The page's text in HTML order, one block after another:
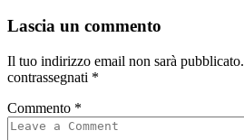
Lascia un commento
Il tuo indirizzo email non sarà pubblicato.
contrassegnati *
Commento *